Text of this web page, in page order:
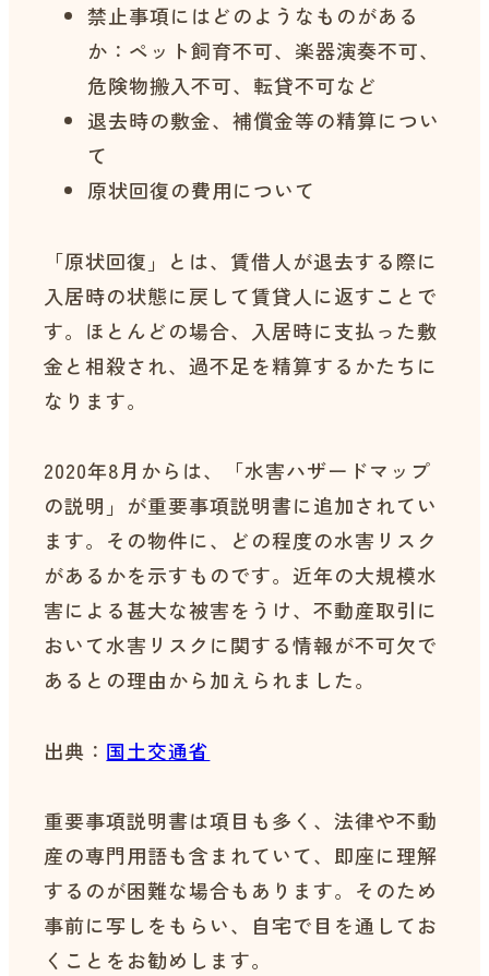
禁止事項にはどのようなものがある
か：ペット飼育不可、楽器演奏不可、
危険物搬入不可、転貸不可など
退去時の敷金、補償金等の精算につい
て
原状回復の費用について
「原状回復」とは、賃借人が退去する際に
入居時の状態に戻して賃貸人に返すことで
す。ほとんどの場合、入居時に支払った敷
金と相殺され、過不足を精算するかたちに
なります。
2020年8月からは、「水害ハザードマップ
の説明」が重要事項説明書に追加されてい
ます。その物件に、どの程度の水害リスク
があるかを示すものです。近年の大規模水
害による甚大な被害をうけ、不動産取引に
おいて水害リスクに関する情報が不可欠で
あるとの理由から加えられました。
出典： 国土交通省
重要事項説明書は項目も多く、法律や不動
産の専門用語も含まれていて、即座に理解
するのが困難な場合もあります。そのため
事前に写しをもらい、自宅で目を通してお
くことをお勧めします。